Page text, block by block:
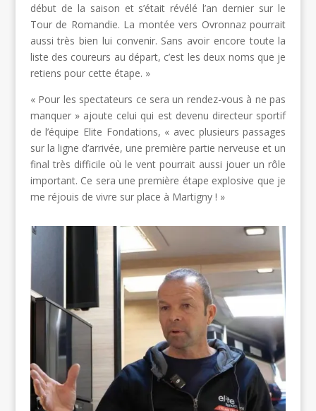
début de la saison et s’était révélé l’an dernier sur le
Tour de Romandie. La montée vers Ovronnaz pourrait
aussi très bien lui convenir. Sans avoir encore toute la
liste des coureurs au départ, c’est les deux noms que je
retiens pour cette étape. »
« Pour les spectateurs ce sera un rendez-vous à ne pas
manquer » ajoute celui qui est devenu directeur sportif
de l’équipe Elite Fondations, « avec plusieurs passages
sur la ligne d’arrivée, une première partie nerveuse et un
final très difficile où le vent pourrait aussi jouer un rôle
important. Ce sera une première étape explosive que je
me réjouis de vivre sur place à Martigny ! »